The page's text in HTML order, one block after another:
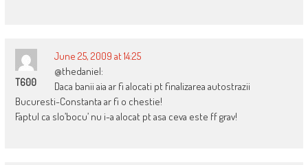
T600
June 25, 2009 at 14:25
@thedaniel:
Daca banii aia ar fi alocati pt finalizarea autostrazii
Bucuresti-Constanta ar fi o chestie!
Faptul ca slo’bocu’ nu i-a alocat pt asa ceva este ff grav!